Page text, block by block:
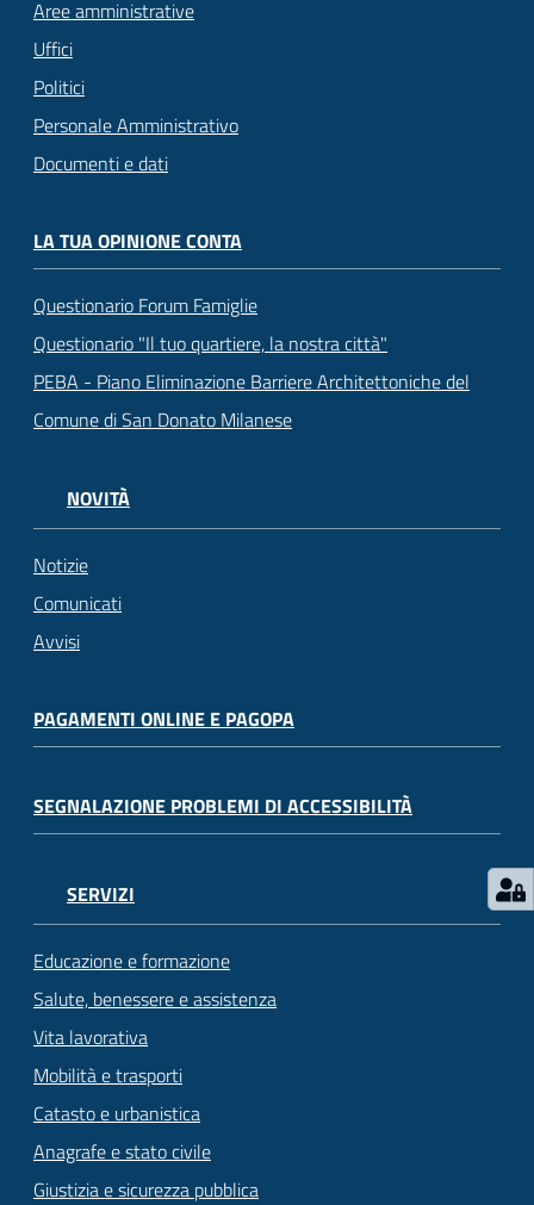
Aree amministrative
Uffici
Politici
Personale Amministrativo
Documenti e dati
LA TUA OPINIONE CONTA
Questionario Forum Famiglie
Questionario "Il tuo quartiere, la nostra città"
PEBA - Piano Eliminazione Barriere Architettoniche del
Comune di San Donato Milanese
NOVITÀ
Notizie
Comunicati
Avvisi
PAGAMENTI ONLINE E PAGOPA
SEGNALAZIONE PROBLEMI DI ACCESSIBILITÀ
SERVIZI
Educazione e formazione
Salute, benessere e assistenza
Vita lavorativa
Mobilità e trasporti
Catasto e urbanistica
Anagrafe e stato civile
Giustizia e sicurezza pubblica